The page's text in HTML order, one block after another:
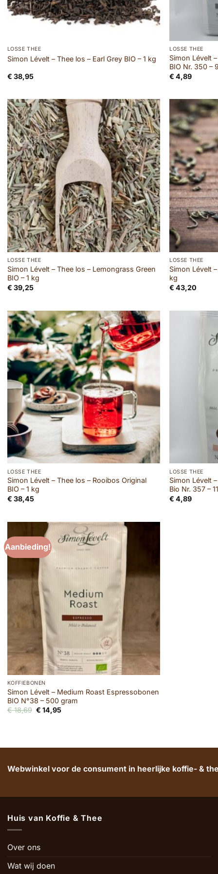
LOSSE THEE
Simon Lévelt – Thee los – Earl Grey BIO – 1 kg
€ 38,95
LOSSE THEE
Simon Lévelt
BIO Nr. 350 –
€ 4,89
LOSSE THEE
Simon Lévelt – Thee los – Lemongrass Green
BIO – 1 kg
€ 39,25
LOSSE THEE
Simon Lévelt
kg
€ 43,20
LOSSE THEE
Simon Lévelt – Thee los – Rooibos Original
BIO – 1 kg
€ 38,45
LOSSE THEE
Simon Lévelt
Bio Nr. 357 –
€ 4,89
Aanbieding!
KOFFIEBONEN
Simon Lévelt – Medium Roast Espressobonen
BIO N°38 – 500 gram
€18,69 Oorspronkelijke
€ 14,95Huidige
Webwinkel voor de consument in heerlijke koffie- &
Huis van Koffie & Thee
Over ons
Wat wij doen